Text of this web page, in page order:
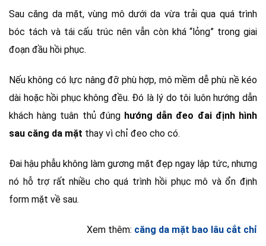
Sau căng da mặt, vùng mô dưới da vừa trải qua quá trình
bóc tách và tái cấu trúc nên vẫn còn khá “lỏng” trong giai
đoạn đầu hồi phục.
Nếu không có lực nâng đỡ phù hợp, mô mềm dễ phù nề kéo
dài hoặc hồi phục không đều. Đó là lý do tôi luôn hướng dẫn
khách hàng tuân thủ đúng hướng dẫn đeo đai định hình
sau căng da mặt thay vì chỉ đeo cho có.
Đai hậu phẫu không làm gương mặt đẹp ngay lập tức, nhưng
nó hỗ trợ rất nhiều cho quá trình hồi phục mô và ổn định
form mặt về sau.
Xem thêm: căng da mặt bao lâu cắt chỉ